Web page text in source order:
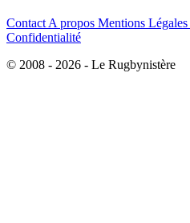
Contact A propos Mentions Légales
Confidentialité
© 2008 - 2026 - Le Rugbynistère